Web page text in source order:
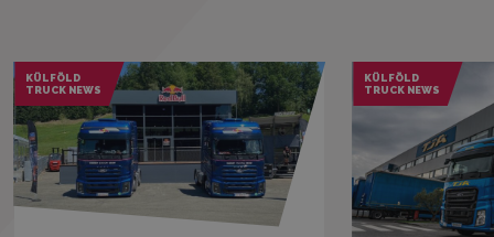
KÜLFÖLD
TRUCK NEWS
KÜLFÖLD
TRUCK NEWS